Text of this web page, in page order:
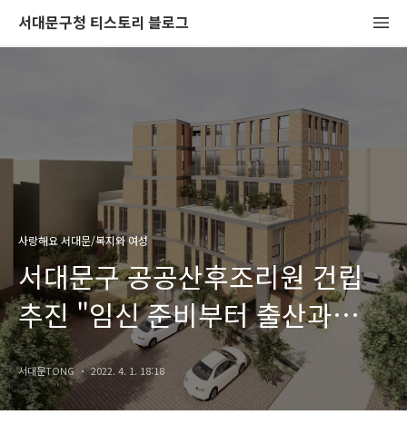
서대문구청 티스토리 블로그
사랑해요 서대문/복지와 여성
서대문구 공공산후조리원 건립
추진 "임신 준비부터 출산과
육아까지"
서대문TONG 2022. 4. 1. 18:18